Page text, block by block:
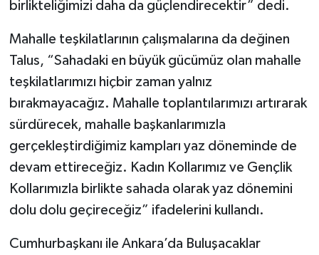
birlikteliğimizi daha da güçlendirecektir” dedi.
Mahalle teşkilatlarının çalışmalarına da değinen
Talus, “Sahadaki en büyük gücümüz olan mahalle
teşkilatlarımızı hiçbir zaman yalnız
bırakmayacağız. Mahalle toplantılarımızı artırarak
sürdürecek, mahalle başkanlarımızla
gerçekleştirdiğimiz kampları yaz döneminde de
devam ettireceğiz. Kadın Kollarımız ve Gençlik
Kollarımızla birlikte sahada olarak yaz dönemini
dolu dolu geçireceğiz” ifadelerini kullandı.
Cumhurbaşkanı ile Ankara’da Buluşacaklar